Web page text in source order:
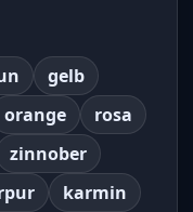
gelb
orange
rosa
zinnober
karmin